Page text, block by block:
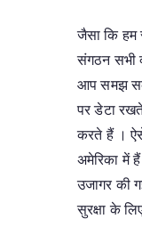
जैसा कि हम
संगठन सभी
आप समझ सकें
पर डेटा
करते हैं ।
अमेरिका में
उजागर की
सुरक्षा के